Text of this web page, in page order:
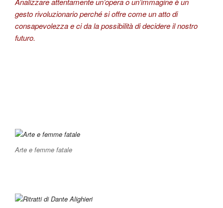
gesto rivoluzionario perché si offre come un atto di
consapevolezza e ci da la possibilità di decidere il nostro
futuro.
Arte e femme fatale